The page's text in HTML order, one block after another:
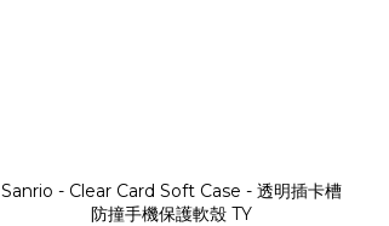
Sanrio - Clear Card Soft Case - 透明插卡槽
防撞手機保護軟殼 TY